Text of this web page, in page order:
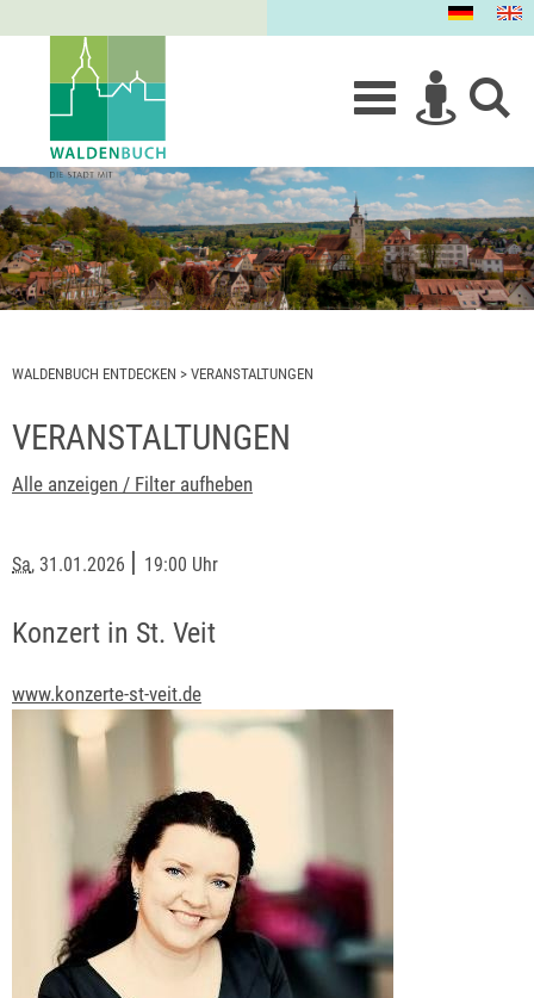
WALDENBUCH ENTDECKEN > VERANSTALTUNGEN
VERANSTALTUNGEN
Alle anzeigen / Filter aufheben
Sa, 31.01.2026 | 19:00 Uhr
Konzert in St. Veit
www.konzerte-st-veit.de